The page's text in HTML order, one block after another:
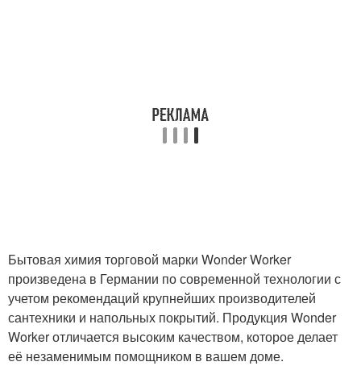
Бытовая химия торговой марки Wonder Worker
произведена в Германии по современной технологии с
учетом рекомендаций крупнейших производителей
сантехники и напольных покрытий. Продукция Wonder
Worker отличается высоким качеством, которое делает
её незаменимым помощником в вашем доме.